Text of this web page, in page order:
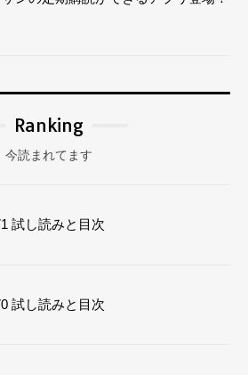
Ranking
今読まれてます
試し読みと目次
試し読みと目次